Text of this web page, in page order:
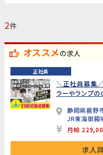
2件
オススメの求人
正社員
＼正社員募集
ラーやランプ
静岡県裾野
JR東海御殿
月給
求人